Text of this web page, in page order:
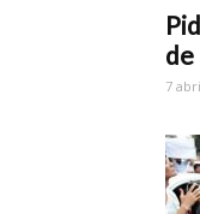
de
7